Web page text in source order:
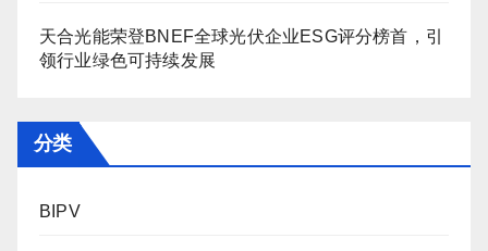
天合光能荣登BNEF全球光伏企业ESG评分榜首，引
领行业绿色可持续发展
分类
BIPV